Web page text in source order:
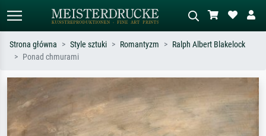
Szukaj wg artysty, tytułu lub stylu – np.
Monet, Gwiaździsta noc,
impresjonizm, fala Hokusaia, akt.
Opisz scenę – np. zielona łąka,
abstrakcja z czerwienią, ciemny olej,
stojący akt obok drzewa.
Strona główna Style sztuki Romantyzm
Ralph Albert Blakelock
Ponad chmurami